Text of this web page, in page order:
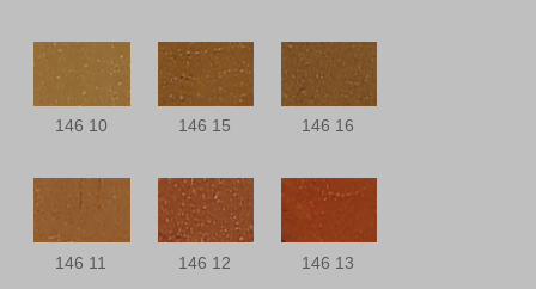
146 10 146 15 146 16
146 11 146 12 146 13